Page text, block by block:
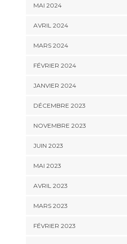
MAI 2024
AVRIL 2024
MARS 2024
FÉVRIER 2024
JANVIER 2024
DÉCEMBRE 2023
NOVEMBRE 2023
JUIN 2023
MAI 2023
AVRIL 2023
MARS 2023
FÉVRIER 2023